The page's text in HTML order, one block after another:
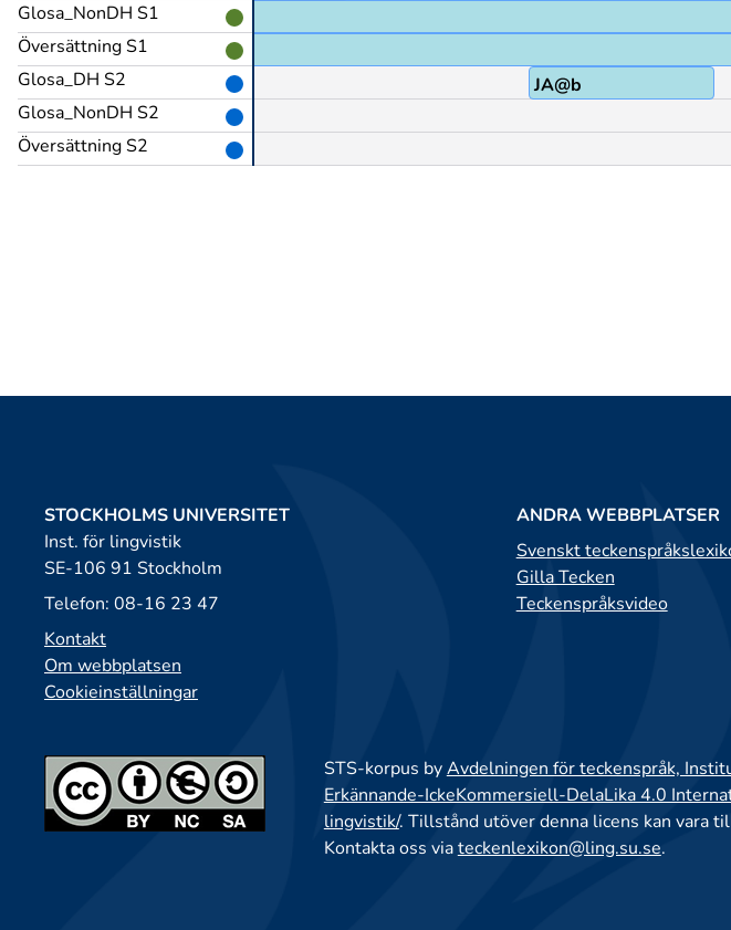
Glosa_NonDH S1
Översättning S1
Glosa_DH S2
Glosa_NonDH S2
Översättning S2
JA@b
STOCKHOLMS UNIVERSITET
Inst. för lingvistik
SE-106 91 Stockholm
Telefon: 08-16 23 47
Kontakt
Om webbplatsen
Cookieinställningar
ANDRA WEBBPLATSER
Svenskt
Gilla Tecken
Teckenspråksvideo
STS-korpus byAvdelningen för teckenspråk,
Erkännande-IckeKommersiell-DelaLika 4.0
lingvistik/. Tillstånd utöver denna licens kan vara
Kontakta oss viateckenlexikon@ling.su.se.